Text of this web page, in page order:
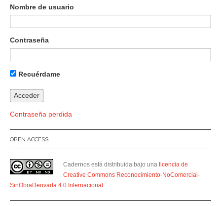
Nombre de usuario
Contraseña
Recuérdame
Contraseña perdida
OPEN ACCESS
Cadernos está distribuida bajo una licencia de
Creative Commons Reconocimiento-NoComercial-
SinObraDerivada 4.0 Internacional .